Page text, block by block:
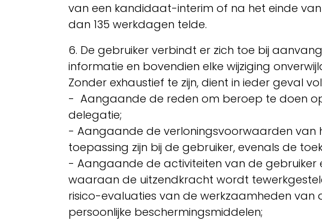
van een kandidaat-interim of na het einde
dan 135 werkdagen telde.
6. De gebruiker verbindt er zich toe bij
informatie en bovendien elke wijziging
​Zonder exhaustief te zijn, dient in ieder geval
- Aangaande de reden om beroep te doen
delegatie;
- Aangaande de verloningsvoorwaarden van
toepassing zijn bij de gebruiker, evenals de
- Aangaande de activiteiten van de
waaraan de uitzendkracht wordt
risico-evaluaties van de werkzaamheden van
persoonlijke beschermingsmiddelen;